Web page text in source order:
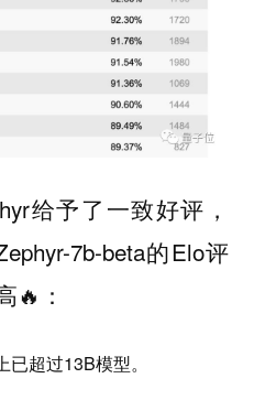
给予了一致好评，
7b-beta的Elo评
🔥：
超过13B模型。